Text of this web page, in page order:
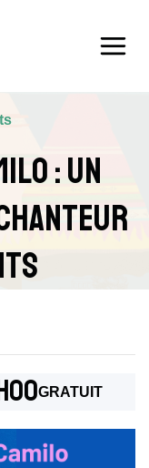
: Un
GRATUIT